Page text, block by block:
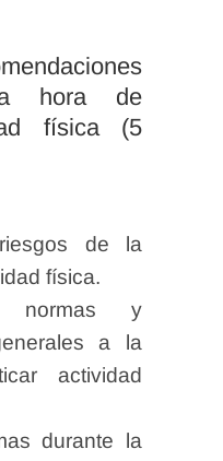
hora de
física (5
de la
física.
normas y
a la
actividad
durante la